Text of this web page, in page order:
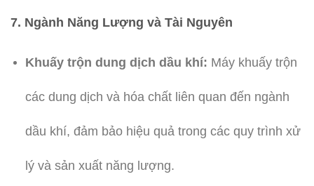
7. Ngành Năng Lượng và Tài Nguyên
Khuấy trộn dung dịch dầu khí: Máy khuấy trộn
các dung dịch và hóa chất liên quan đến ngành
dầu khí, đảm bảo hiệu quả trong các quy trình xử
lý và sản xuất năng lượng.